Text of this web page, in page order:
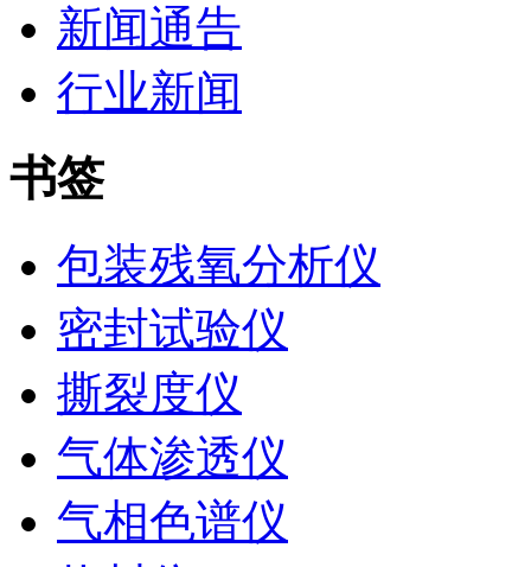
新闻通告
行业新闻
书签
包装残氧分析仪
密封试验仪
撕裂度仪
气体渗透仪
气相色谱仪